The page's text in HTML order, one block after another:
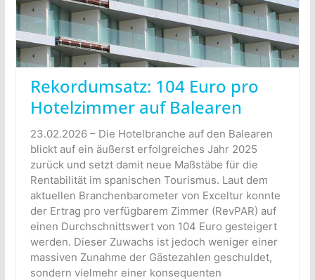
Rekordumsatz: 104 Euro pro
Hotelzimmer auf Balearen
23.02.2026 – Die Hotelbranche auf den Balearen
blickt auf ein äußerst erfolgreiches Jahr 2025
zurück und setzt damit neue Maßstäbe für die
Rentabilität im spanischen Tourismus. Laut dem
aktuellen Branchenbarometer von Exceltur konnte
der Ertrag pro verfügbarem Zimmer (RevPAR) auf
einen Durchschnittswert von 104 Euro gesteigert
werden. Dieser Zuwachs ist jedoch weniger einer
massiven Zunahme der Gästezahlen geschuldet,
sondern vielmehr einer konsequenten